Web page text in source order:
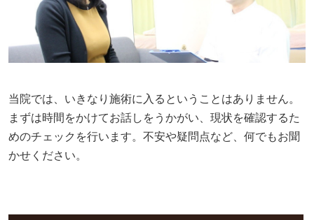
当院では、いきなり施術に入るということはありません。
まずは時間をかけてお話しをうかがい、現状を確認するた
めのチェックを行います。不安や疑問点など、何でもお聞
かせください。